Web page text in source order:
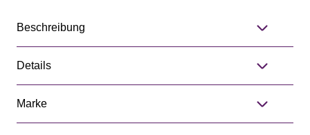
Beschreibung
Details
Marke